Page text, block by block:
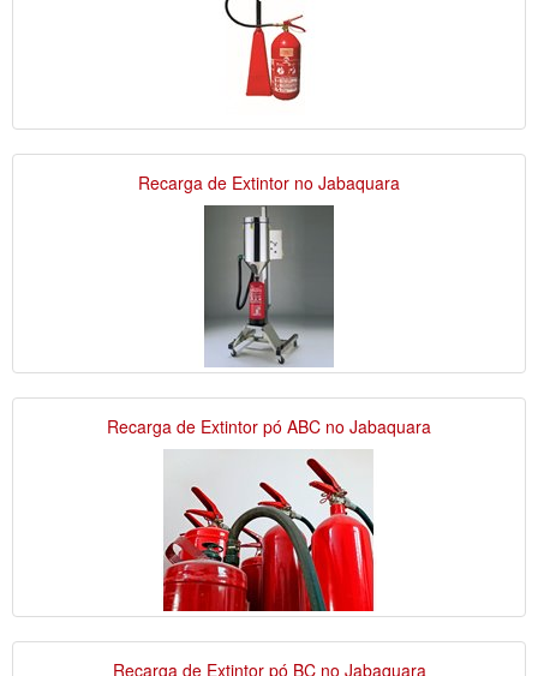
Recarga de Extintor no Jabaquara
Recarga de Extintor pó ABC no Jabaquara
Recarga de Extintor pó BC no Jabaquara